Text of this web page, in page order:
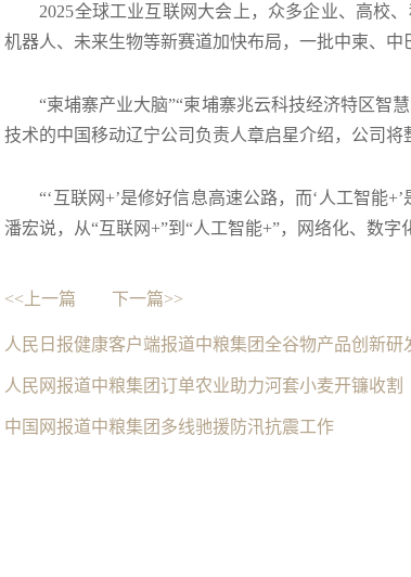
2025全球工业互联网大会上，众多企业、高校
机器人、未来生物等新赛道加快布局，一批中柬、
“柬埔寨产业大脑”“柬埔寨兆云科技经济特区智
技术的中国移动辽宁公司负责人章启星介绍，公司
“‘互联网+’是修好信息高速公路，而‘人工智能
潘宏说，从“互联网+”到“人工智能+”，网络化、数
<<上一篇 下一篇>>
人民日报健康客户端报道中粮集团全谷物产品创新研
人民网报道中粮集团订单农业助力河套小麦开镰收割
中国网报道中粮集团多线驰援防汛抗震工作